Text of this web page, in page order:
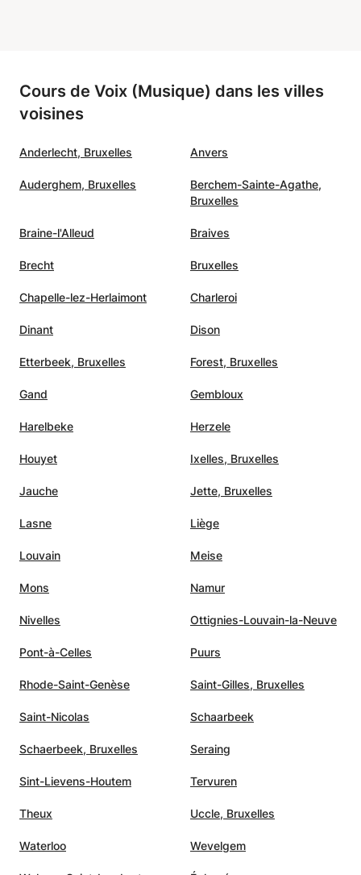
Cours de Voix (Musique) dans les villes
voisines
Anderlecht, Bruxelles Anvers
Auderghem, Bruxelles
Berchem-Sainte-Agathe,
Bruxelles
Braine-l'Alleud Braives
Brecht Bruxelles
Chapelle-lez-Herlaimont Charleroi
Dinant Dison
Etterbeek, Bruxelles Forest, Bruxelles
Gand Gembloux
Harelbeke Herzele
Houyet Ixelles, Bruxelles
Jauche Jette, Bruxelles
Lasne Liège
Louvain Meise
Mons Namur
Nivelles Ottignies-Louvain-la-Neuve
Pont-à-Celles Puurs
Rhode-Saint-Genèse Saint-Gilles, Bruxelles
Saint-Nicolas Schaarbeek
Schaerbeek, Bruxelles Seraing
Sint-Lievens-Houtem Tervuren
Theux Uccle, Bruxelles
Waterloo Wevelgem